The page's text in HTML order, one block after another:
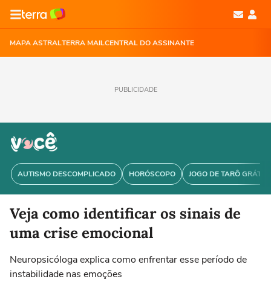
MAPA ASTRALTERRA MAILCENTRAL DO ASSINANTE
PUBLICIDADE
AUTISMO DESCOMPLICADO HORÓSCOPO JOGO DE TARÔ GRÁTIS
Veja como identificar os sinais de
uma crise emocional
Neuropsicóloga explica como enfrentar esse período de
instabilidade nas emoções